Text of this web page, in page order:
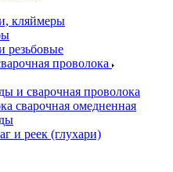
кляймеры
резьбовые
проволока
и сварочная проволока
сварочная омедненная
и реек (глухари)